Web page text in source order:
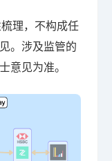
理，不构成任
。涉及监管的
意见为准。